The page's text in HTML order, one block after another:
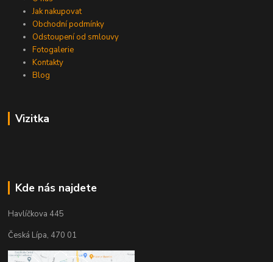
Jak nakupovat
Obchodní podmínky
Odstoupení od smlouvy
Fotogalerie
Kontakty
Blog
Vizitka
Kde nás najdete
Havlíčkova 445
Česká Lípa, 470 01